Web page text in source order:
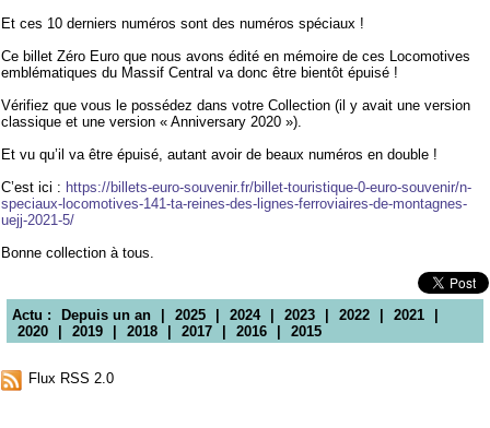
Et ces 10 derniers numéros sont des numéros spéciaux !
Ce billet Zéro Euro que nous avons édité en mémoire de ces Locomotives
emblématiques du Massif Central va donc être bientôt épuisé !
Vérifiez que vous le possédez dans votre Collection (il y avait une version
classique et une version « Anniversary 2020 »).
Et vu qu’il va être épuisé, autant avoir de beaux numéros en double !
C’est ici : https://billets-euro-souvenir.fr/billet-touristique-0-euro-souvenir/n-
speciaux-locomotives-141-ta-reines-des-lignes-ferroviaires-de-montagnes-
uejj-2021-5/
Bonne collection à tous.
Actu : Depuis un an 2025 2024 2023 2022 2021
2020
2019 2018 2017 2016 2015
Flux RSS 2.0